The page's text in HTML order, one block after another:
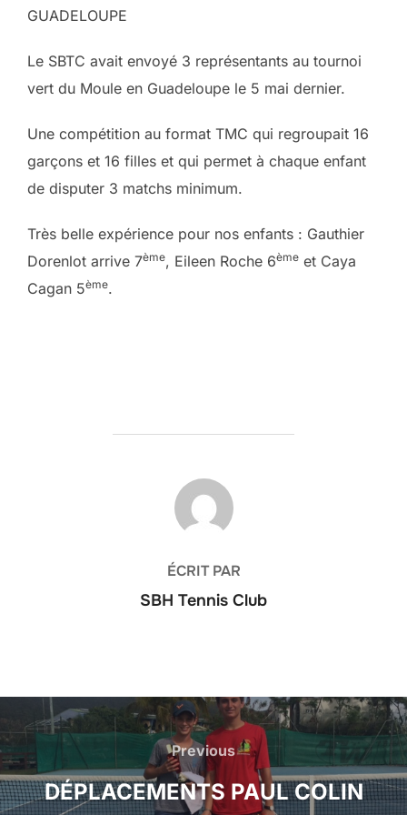
GUADELOUPE
Le SBTC avait envoyé 3 représentants au tournoi
vert du Moule en Guadeloupe le 5 mai dernier.
Une compétition au format TMC qui regroupait 16
garçons et 16 filles et qui permet à chaque enfant
de disputer 3 matchs minimum.
Très belle expérience pour nos enfants : Gauthier
Dorenlot arrive 7ème, Eileen Roche 6ème et Caya
Cagan 5ème.
AUTEUR DE LA PUBLICATION
ÉCRIT PAR
SBH Tennis Club
Navigation
de
l’article
Previous
Previous
DÉPLACEMENTS PAUL COLIN